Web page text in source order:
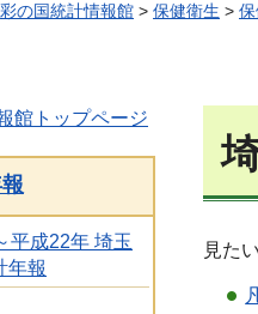
彩の国統計情報館 > 保健衛生 >
館トップページ
平成22年 埼玉
年報
見た